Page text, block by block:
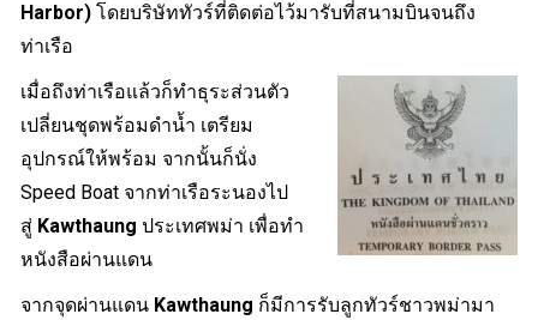
Harbor)โดยบริษัททัวร์ที่ติดต่อไว้มารับที่สนามบินจนถึง
ท่าเรือ
เมื่อถึงท่าเรือแล้วก็ทำธุระส่วนตัว
เปลี่ยนชุดพร้อมดำน้ำ เตรียม
อุปกรณ์ให้พร้อม จากนั้นก็นั่ง
Speed Boat จากท่าเรือระนองไป
สู่ Kawthaung ประเทศพม่า เพื่อทำ
หนังสือผ่านแดน
จากจุดผ่านแดน Kawthaung ก็มีการรับลูกทัวร์ชาวพม่ามา